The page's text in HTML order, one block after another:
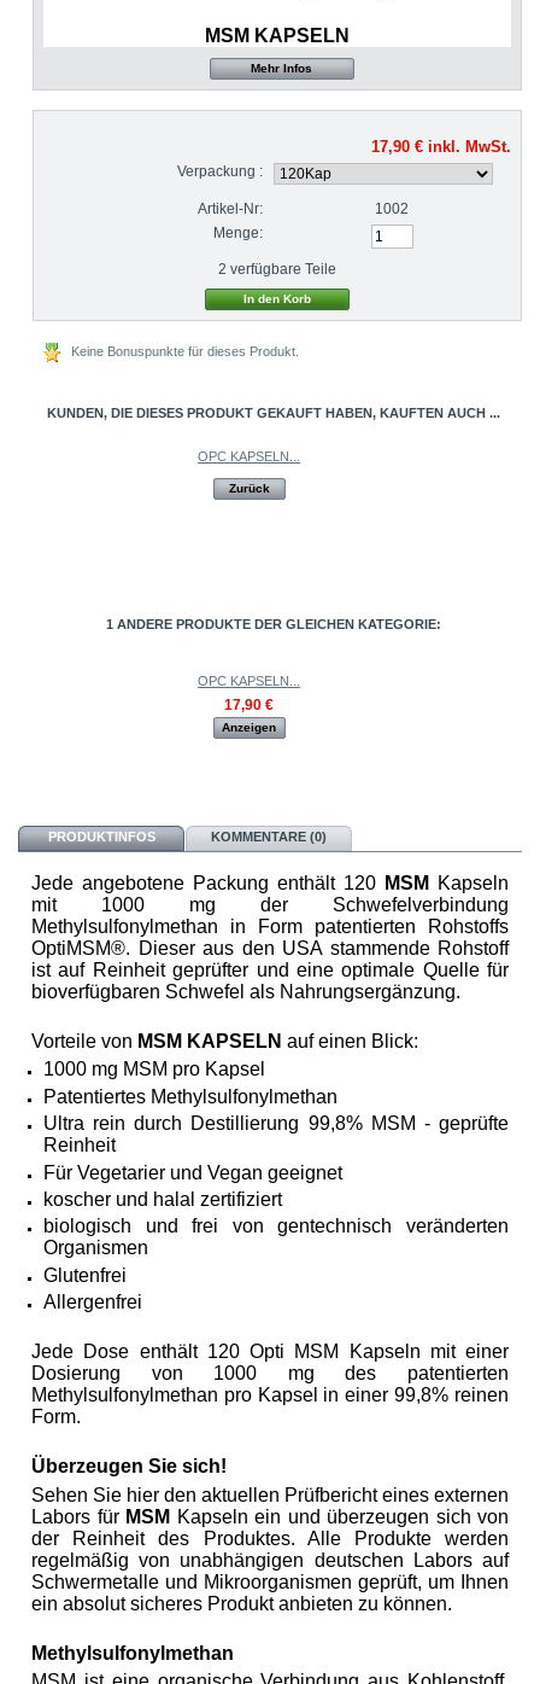
MSM KAPSELN
Mehr Infos
17,90 €inkl. MwSt.
Verpackung :
Artikel-Nr:
1002
Menge:
2 verfügbare Teile
Keine Bonuspunkte für dieses Produkt.
KUNDEN, DIE DIESES PRODUKT GEKAUFT HABEN, KAUFTEN AUCH ...
OPC KAPSELN...
Zurück
1 ANDERE PRODUKTE DER GLEICHEN KATEGORIE:
OPC KAPSELN...
17,90 €
Anzeigen
PRODUKTINFOS KOMMENTARE (0)
Jede angebotene Packung enthält 120 MSM
Kapseln
mit 1000 mg der Schwefelverbindung
Methylsulfonylmethan in Form patentierten Rohstoffs
OptiMSM®. Dieser aus den USA stammende Rohstoff
ist auf Reinheit geprüfter und eine optimale Quelle für
bioverfügbaren Schwefel als Nahrungsergänzung.
Vorteile von MSM KAPSELN auf einen Blick:
1000 mg MSM pro Kapsel
Patentiertes Methylsulfonylmethan
Ultra rein durch Destillierung 99,8% MSM - geprüfte
Reinheit
Für Vegetarier und Vegan geeignet
koscher und halal zertifiziert
biologisch und frei von gentechnisch veränderten
Organismen
Glutenfrei
Allergenfrei
Jede Dose enthält 120 Opti MSM Kapseln mit einer
Dosierung von 1000 mg des patentierten
Methylsulfonylmethan pro Kapsel in einer 99,8% reinen
Form.
Überzeugen Sie sich!
Sehen Sie hier den aktuellen Prüfbericht eines externen
Labors für MSM Kapseln ein und überzeugen sich von
der Reinheit des Produktes. Alle Produkte werden
regelmäßig von unabhängigen deutschen Labors auf
Schwermetalle und Mikroorganismen geprüft, um Ihnen
ein absolut sicheres Produkt anbieten zu können.
Methylsulfonylmethan